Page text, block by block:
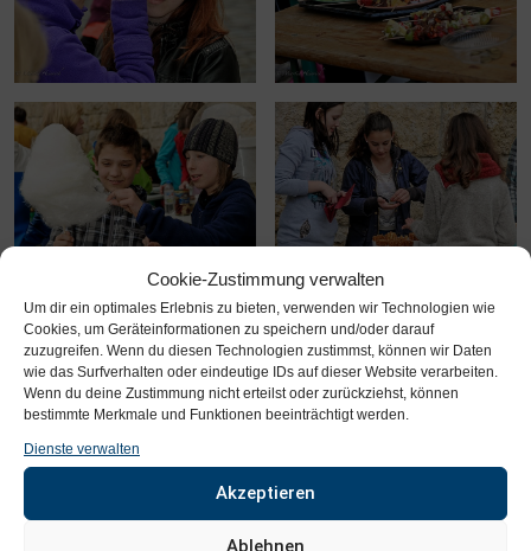
Cookie-Zustimmung verwalten
Um dir ein optimales Erlebnis zu bieten, verwenden wir Technologien wie
Cookies, um Geräteinformationen zu speichern und/oder darauf
zuzugreifen. Wenn du diesen Technologien zustimmst, können wir Daten
wie das Surfverhalten oder eindeutige IDs auf dieser Website verarbeiten.
Wenn du deine Zustimmung nicht erteilst oder zurückziehst, können
bestimmte Merkmale und Funktionen beeinträchtigt werden.
Dienste verwalten
Akzeptieren
Ablehnen